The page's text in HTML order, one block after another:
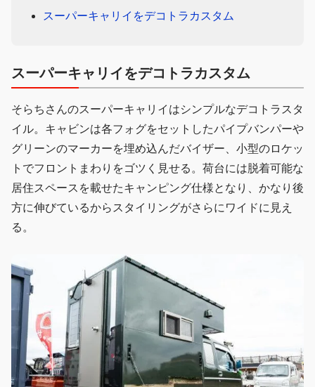
スーパーキャリイをデコトラカスタム
スーパーキャリイをデコトラカスタム
そらちさんのスーパーキャリイはシンプルなデコトラスタ
イル。キャビンは各フォグをセットしたパイプバンパーや
グリーンのマーカーを埋め込んだバイザー、小型のロケッ
トでフロントまわりをゴツく見せる。荷台には脱着可能な
居住スペースを載せたキャンピング仕様となり、かなり後
方に伸びているからスタイリングがさらにワイドに見え
る。